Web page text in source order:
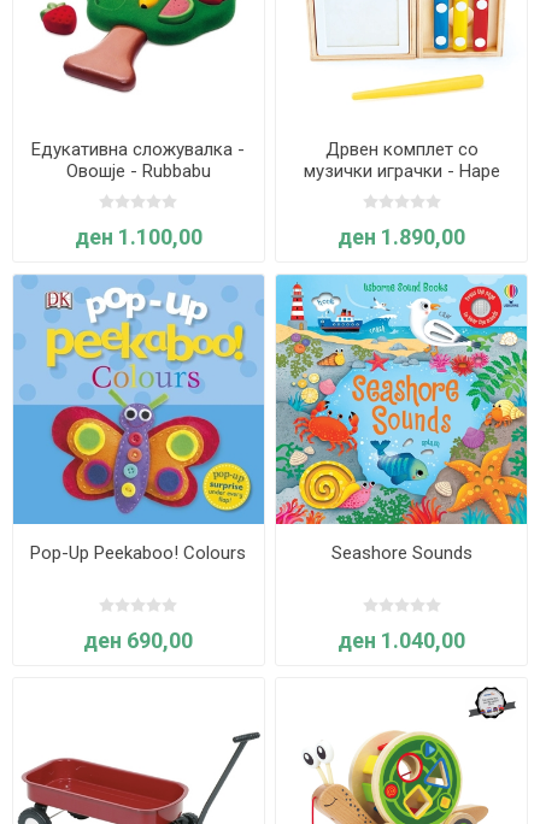
Едукативна сложувалка -
Овошје - Rubbabu
ден 1.100,00
Дрвен комплет со
музички играчки - Hape
ден 1.890,00
Pop-Up Peekaboo! Colours
ден 690,00
Seashore Sounds
ден 1.040,00